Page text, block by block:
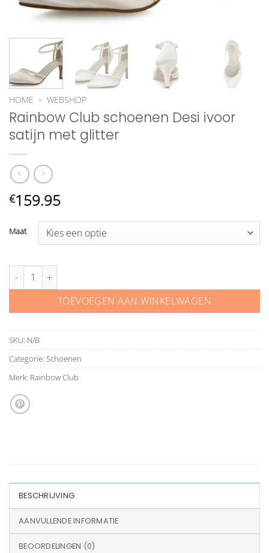
HOME » WEBSHOP
Rainbow Club schoenen Desi ivoor
satijn met glitter
€159.95
Maat
Rainbow Club schoenen Desi ivoor satijn met glitter aantal
TOEVOEGEN AAN WINKELWAGEN
SKU: N/B
Categorie: Schoenen
Merk: Rainbow Club
BESCHRIJVING
AANVULLENDE INFORMATIE
BEOORDELINGEN (0)